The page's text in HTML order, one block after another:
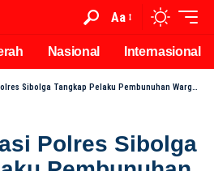
Aa
Nasional Internasional
Sibolga Tangkap Pelaku Pembunuhan Warga Aceh
Polres Sibolga